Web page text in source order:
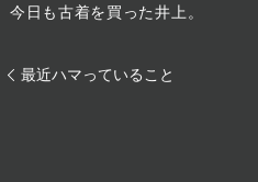
今日も古着を買った井上。
最近ハマっていること